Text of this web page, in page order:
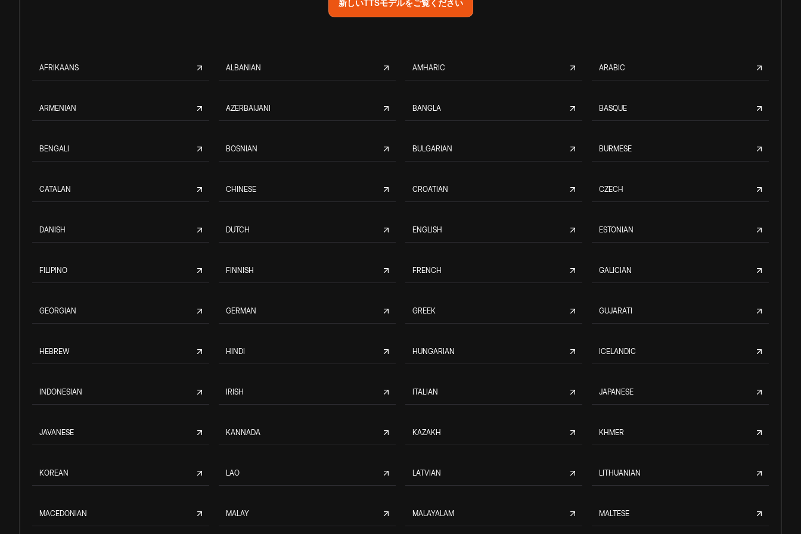
新しいTTSモデルをご覧ください
AFRIKAANS ALBANIAN AMHARIC ARABIC
ARMENIAN AZERBAIJANI BANGLA BASQUE
BENGALI BOSNIAN BULGARIAN BURMESE
CATALAN CHINESE CROATIAN CZECH
DANISH DUTCH ENGLISH ESTONIAN
FILIPINO FINNISH FRENCH GALICIAN
GEORGIAN GERMAN GREEK GUJARATI
HEBREW HINDI HUNGARIAN ICELANDIC
INDONESIAN IRISH ITALIAN JAPANESE
JAVANESE KANNADA KAZAKH KHMER
KOREAN LAO LATVIAN LITHUANIAN
MACEDONIAN MALAY MALAYALAM MALTESE